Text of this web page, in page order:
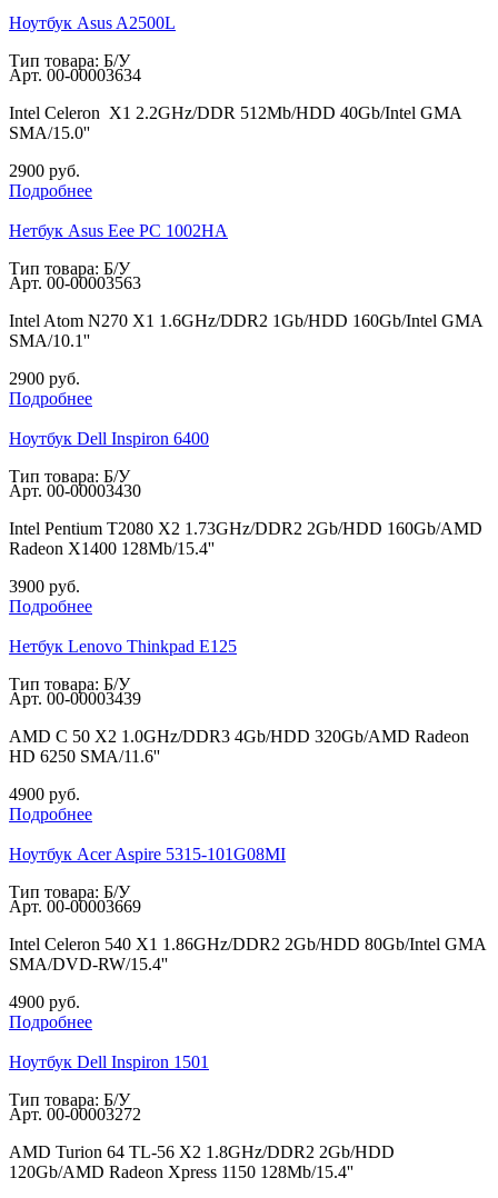
Ноутбук Asus A2500L
Тип товара: Б/У
Арт. 00-00003634
Intel Celeron X1 2.2GHz/DDR 512Mb/HDD 40Gb/Intel GMA
SMA/15.0''
2900 руб.
Подробнее
Нетбук Asus Eee PC 1002HA
Тип товара: Б/У
Арт. 00-00003563
Intel Atom N270 X1 1.6GHz/DDR2 1Gb/HDD 160Gb/Intel GMA
SMA/10.1''
2900 руб.
Подробнее
Ноутбук Dell Inspiron 6400
Тип товара: Б/У
Арт. 00-00003430
Intel Pentium T2080 X2 1.73GHz/DDR2 2Gb/HDD 160Gb/AMD
Radeon X1400 128Mb/15.4''
3900 руб.
Подробнее
Нетбук Lenovo Thinkpad E125
Тип товара: Б/У
Арт. 00-00003439
AMD C 50 X2 1.0GHz/DDR3 4Gb/HDD 320Gb/AMD Radeon
HD 6250 SMA/11.6''
4900 руб.
Подробнее
Ноутбук Acer Aspire 5315-101G08MI
Тип товара: Б/У
Арт. 00-00003669
Intel Celeron 540 X1 1.86GHz/DDR2 2Gb/HDD 80Gb/Intel GMA
SMA/DVD-RW/15.4''
4900 руб.
Подробнее
Ноутбук Dell Inspiron 1501
Тип товара: Б/У
Арт. 00-00003272
AMD Turion 64 TL-56 X2 1.8GHz/DDR2 2Gb/HDD
120Gb/AMD Radeon Xpress 1150 128Mb/15.4''